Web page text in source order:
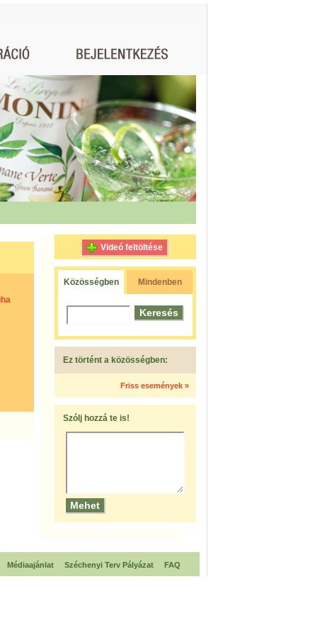
Videó feltöltése
Közösségben Mindenben
Ez történt a közösségben:
Friss események »
Szólj hozzá te is!
Médiaajánlat Széchenyi Terv Pályázat FAQ